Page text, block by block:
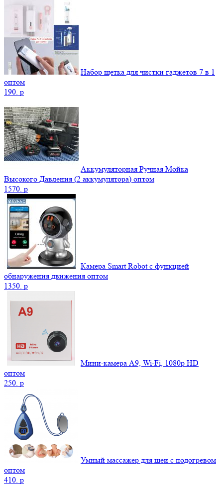
Набор щетка для чистки гаджетов 7 в 1
оптом
190. p
Аккумуляторная Ручная Мойка
Высокого Давления (2 аккумулятора) оптом
1570. p
Камера Smart Robot с функцией
обнаружения движения оптом
1350. p
Мини-камера A9, Wi-Fi, 1080p HD
оптом
250. p
Умный массажер для шеи с подогревом
оптом
410. p